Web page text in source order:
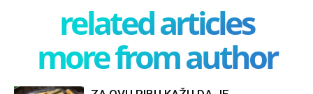
related articles
more from author